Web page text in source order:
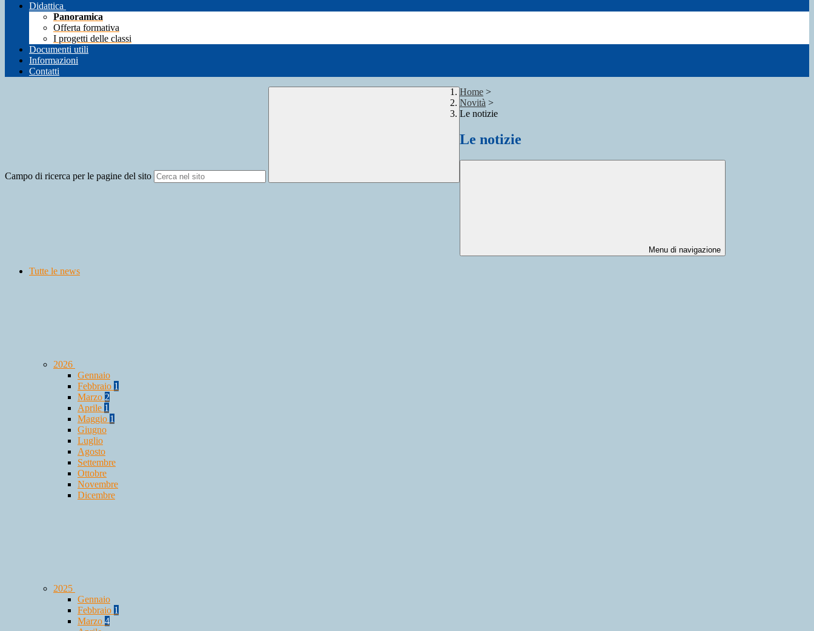
Didattica
Panoramica
Offerta formativa
I progetti delle classi
Documenti utili
Informazioni
Contatti
Campo di ricerca per le pagine del sito
Home >
Novità >
Le notizie
Le notizie
Menu di navigazione
Tutte le news
2026
Gennaio
Febbraio 1
Marzo 2
Aprile 1
Maggio 1
Giugno
Luglio
Agosto
Settembre
Ottobre
Novembre
Dicembre
2025
Gennaio
Febbraio 1
Marzo 4